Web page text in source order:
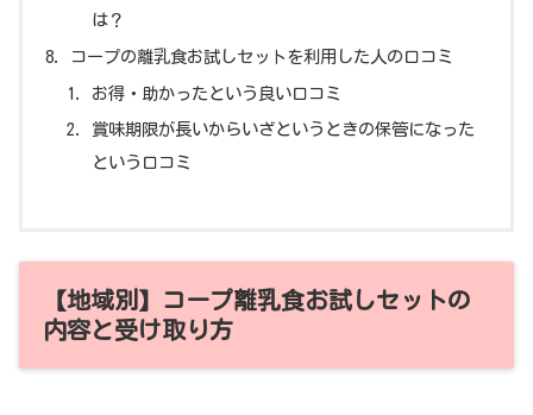
は？
コープの離乳食お試しセットを利用した人の口コミ
お得・助かったという良い口コミ
賞味期限が長いからいざというときの保管になった
という口コミ
【地域別】コープ離乳食お試しセットの
内容と受け取り方